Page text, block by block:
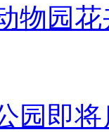
物园
园即